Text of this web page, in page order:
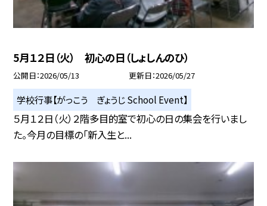
5月１２日（火） 初心の日（しょしんのひ）
公開日 2026/05/13 更新日 2026/05/27
学校行事【がっこう ぎょうじ School Event】
５月１２日（火）２階多目的室で初心の日の集会を行いまし
た。今月の目標の「新入生と...